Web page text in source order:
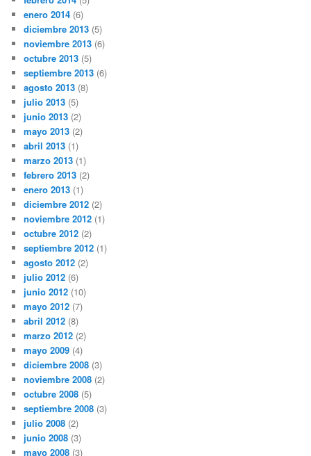
enero 2014 (6)
diciembre 2013 (5)
noviembre 2013 (6)
octubre 2013 (5)
septiembre 2013 (6)
agosto 2013 (8)
julio 2013 (5)
junio 2013 (2)
mayo 2013 (2)
abril 2013 (1)
marzo 2013 (1)
febrero 2013 (2)
enero 2013 (1)
diciembre 2012 (2)
noviembre 2012 (1)
octubre 2012 (2)
septiembre 2012 (1)
agosto 2012 (2)
julio 2012 (6)
junio 2012 (10)
mayo 2012 (7)
abril 2012 (8)
marzo 2012 (2)
mayo 2009 (4)
diciembre 2008 (3)
noviembre 2008 (2)
octubre 2008 (5)
septiembre 2008 (3)
julio 2008 (2)
junio 2008 (3)
mayo 2008 (3)